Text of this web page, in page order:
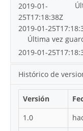
2019-01-
25T17:18:38Z
2019-01-
Última vez
2019-01-
Histórico de
Versión
1.0